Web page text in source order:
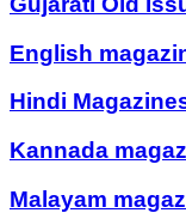
English
Hindi
Kannada
Malayam